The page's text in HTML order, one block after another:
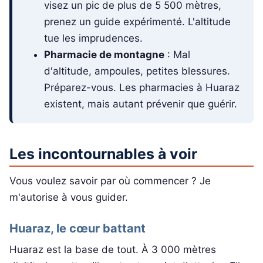
visez un pic de plus de 5 500 mètres,
prenez un guide expérimenté. L'altitude
tue les imprudences.
Pharmacie de montagne : Mal
d'altitude, ampoules, petites blessures.
Préparez-vous. Les pharmacies à Huaraz
existent, mais autant prévenir que guérir.
Les incontournables à voir
Vous voulez savoir par où commencer ? Je
m'autorise à vous guider.
Huaraz, le cœur battant
Huaraz est la base de tout. À 3 000 mètres